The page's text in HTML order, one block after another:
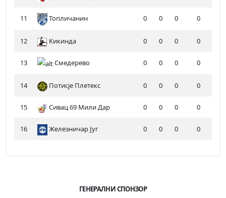
11 Топличанин 0 0 0 0
12 Кикинда 0 0 0 0
13 Смедерево 0 0 0 0
14 Потисје Плетекс 0 0 0 0
15 Сивац 69 Мили Дар 0 0 0 0
16 Железничар Југ 0 0 0 0
ГЕНЕРАЛНИ СПОНЗОР